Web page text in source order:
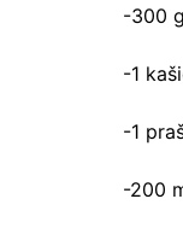
-300
-1
-1
-200